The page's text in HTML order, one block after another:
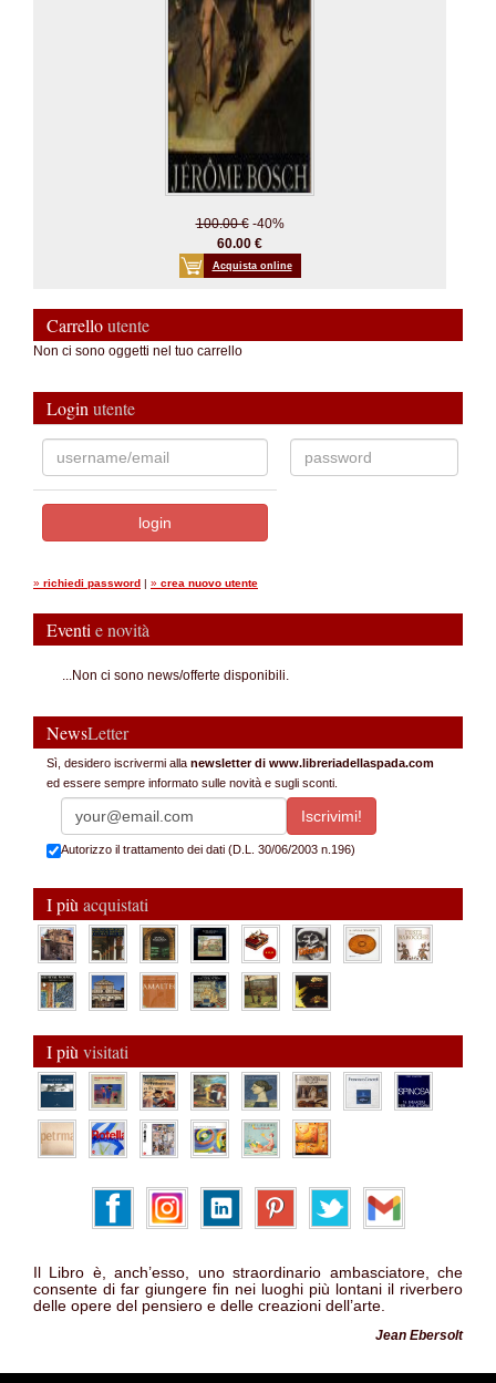
100.00 €-40%
60.00 €
Acquista online
Carrelloutente
Non ci sono oggetti nel tuo carrello
Login utente
» richiedi password | » crea nuovo utente
Eventi e novità
...Non ci sono news/offerte disponibili.
NewsLetter
Sì, desidero iscrivermi alla newsletter di www.libreriadellaspada.com
ed essere sempre informato sulle novità e sugli sconti.
Autorizzo il trattamento dei dati (D.L. 30/06/2003 n.196)
I più acquistati
I più visitati
Il Libro è, anch’esso, uno straordinario ambasciatore, che
consente di far giungere fin nei luoghi più lontani il riverbero
delle opere del pensiero e delle creazioni dell’arte.
Jean Ebersolt